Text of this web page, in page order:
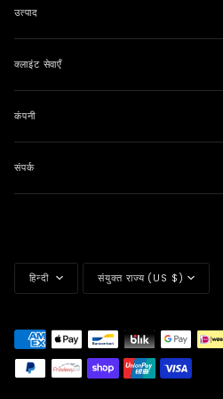
उत्पाद
क्लाइंट सेवाएँ
कंपनी
संपर्क
भाषा
हिन्दी
मुद्रा
संयुक्त राज्य (US $)